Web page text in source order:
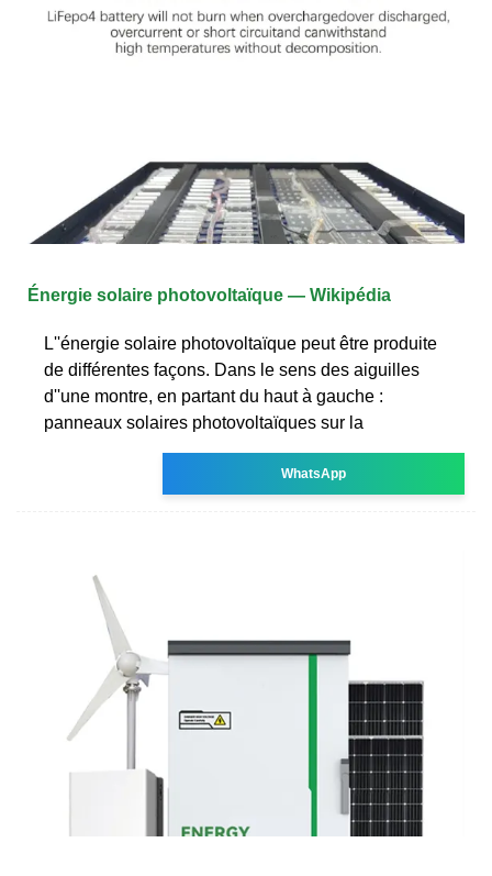
Énergie solaire photovoltaïque — Wikipédia
L''énergie solaire photovoltaïque peut être produite
de différentes façons. Dans le sens des aiguilles
d''une montre, en partant du haut à gauche :
panneaux solaires photovoltaïques sur la
WhatsApp